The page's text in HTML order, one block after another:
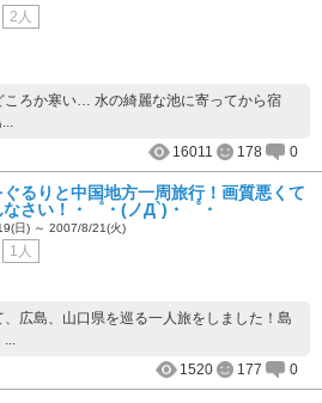
2人
ころか寒い… 水の綺麗な池に寄ってから宿
16011
178 0
るりと中国地方一周旅行！画質悪くて
なさい！・゜・(ノД`)・゜・
日) ～ 2007/8/21(火)
1人
広島、山口県を巡る一人旅をしました！島
...
1520
177 0